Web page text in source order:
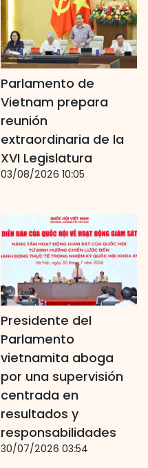
Parlamento de
Vietnam prepara
reunión
extraordinaria de la
XVI Legislatura
03/08/2026 10:05
Presidente del
Parlamento
vietnamita aboga
por una supervisión
centrada en
resultados y
responsabilidades
30/07/2026 03:54